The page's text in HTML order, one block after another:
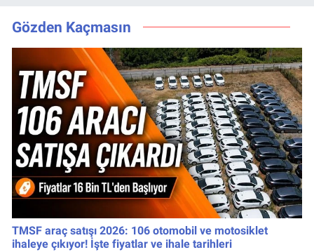
yayınlanacak
Gözden Kaçmasın
TMSF araç satışı 2026: 106 otomobil ve motosiklet
ihaleye çıkıyor! İşte fiyatlar ve ihale tarihleri